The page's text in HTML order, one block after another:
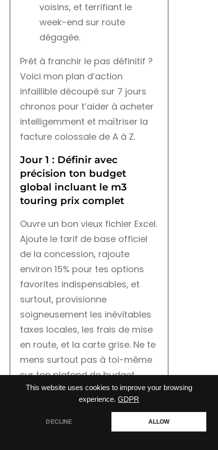
This website uses cookies to improve your browsing
experience. GDPR
DECLINE ALLOW
voisins, et terrifiant le
week-end sur route
dégagée.
Prêt à franchir le pas définitif ?
Voici mon plan d’action
infaillible découpé sur 7 jours
chronos pour t’aider à acheter
intelligemment et maîtriser la
facture colossale de A à Z.
Jour 1 : Définir avec
précision ton budget
global incluant le m3
touring prix complet
Ouvre un bon vieux fichier Excel.
Ajoute le tarif de base officiel
de la concession, rajoute
environ 15% pour tes options
favorites indispensables, et
surtout, provisionne
soigneusement les inévitables
taxes locales, les frais de mise
en route, et la carte grise. Ne te
mens surtout pas à toi-même
sur ton plafond de budget
maximum, car l’euphorie de
l’achat fait vite oublier la raison.